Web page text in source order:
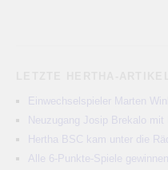
Einwechselspieler Marten
Neuzugang Josip Brekalo mit
Hertha BSC kam unter die
Alle 6-Punkte-Spiele